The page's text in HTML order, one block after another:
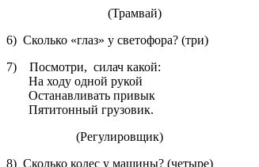
(Трамвай)
6) Сколько «глаз» у светофора? (три)
7) Посмотри, силач какой:
На ходу одной рукой
Останавливать привык
Пятитонный грузовик.
(Регулировщик)
8) Сколько колес у машины? (четыре)